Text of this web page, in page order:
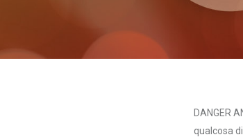
DANGER
qualcosa